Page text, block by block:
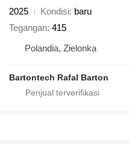
2025
Kondisi baru
Tegangan 415
Polandia, Zielonka
Bartontech Rafal Barton